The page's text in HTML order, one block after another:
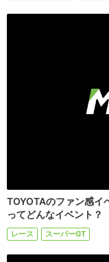
TOYOTAのファン感イ
ってどんなイベント？
レース スーパーGT